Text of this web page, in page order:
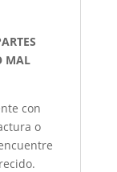
MAL
con
o